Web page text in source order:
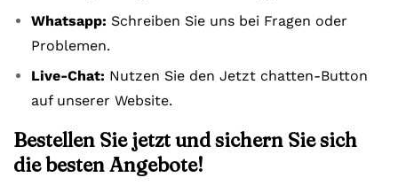
Whatsapp: Schreiben Sie uns bei Fragen oder
Problemen.
Live-Chat: Nutzen Sie den Jetzt chatten-Button
auf unserer Website.
Bestellen Sie jetzt und sichern Sie sich
die besten Angebote!